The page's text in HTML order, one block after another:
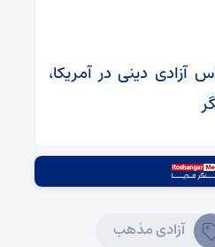
آزادی دینی در آمریکا،
آزادی مذهب